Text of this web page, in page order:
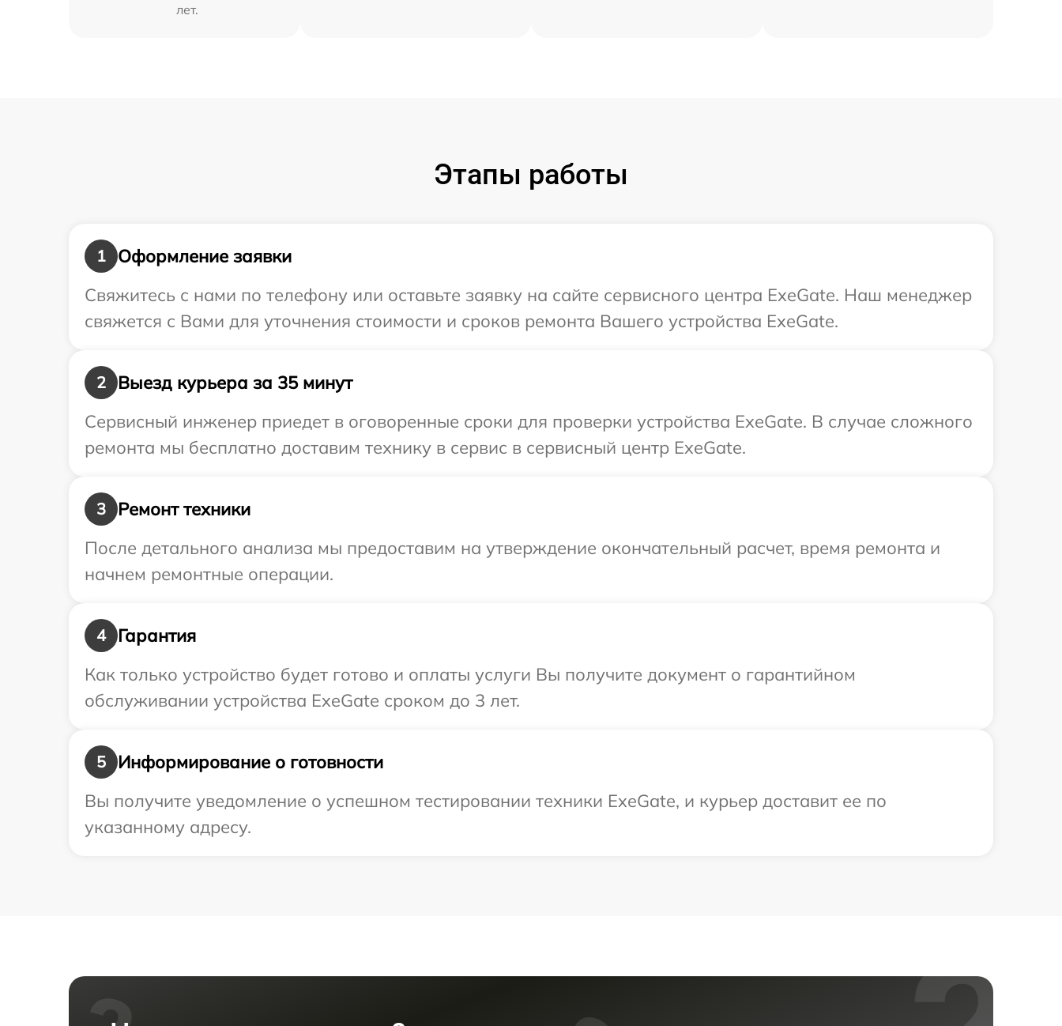
лет.
Этапы работы
1
Оформление заявки
Свяжитесь с нами по телефону или оставьте заявку на сайте сервисного центра ExeGate. Наш менеджер
свяжется с Вами для уточнения стоимости и сроков ремонта Вашего устройства ExeGate.
2
Выезд курьера за 35 минут
Сервисный инженер приедет в оговоренные сроки для проверки устройства ExeGate. В случае сложного
ремонта мы бесплатно доставим технику в сервис в сервисный центр ExeGate.
3
Ремонт техники
После детального анализа мы предоставим на утверждение окончательный расчет, время ремонта и
начнем ремонтные операции.
4
Гарантия
Как только устройство будет готово и оплаты услуги Вы получите документ о гарантийном
обслуживании устройства ExeGate сроком до 3 лет.
5
Информирование о готовности
Вы получите уведомление о успешном тестировании техники ExeGate, и курьер доставит ее по
указанному адресу.